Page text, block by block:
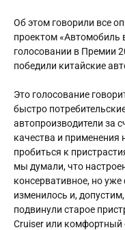
Об этом говорили все
проектом «Автомобиль
голосовании в Премии
победили китайские
Это голосование
быстро
автопроизводители за
качества и применения
пробиться к
мы думали, что
консервативное, но
изменилось и,
подвинули старое
Cruiser или комфортный